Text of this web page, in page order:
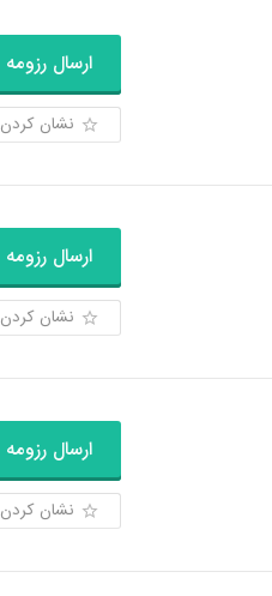
ارسال رزومه
نشان کردن
ارسال رزومه
نشان کردن
ارسال رزومه
نشان کردن